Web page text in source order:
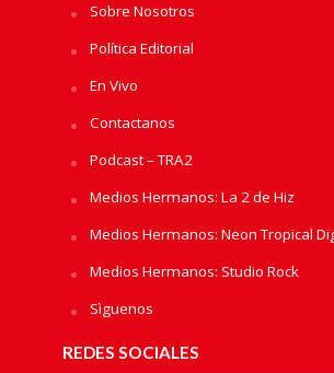
Sobre Nosotros
Política Editorial
En Vivo
Contactanos
Podcast – TRA2
Medios Hermanos: La 2 de Hiz
Medios Hermanos: Neon Tropical
Medios Hermanos: Studio Rock
Sìguenos
REDES SOCIALES